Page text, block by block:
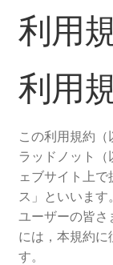
ッ
プ
学ぶ(Learn)
個人レッスン＆
お問い合わせ
特定商取引法に
広告の配信につ
利用
利用
この利用規約
ラッドノット（
ェブサイト上
ス」といいま
ユーザーの皆さ
には，本規約に
す。